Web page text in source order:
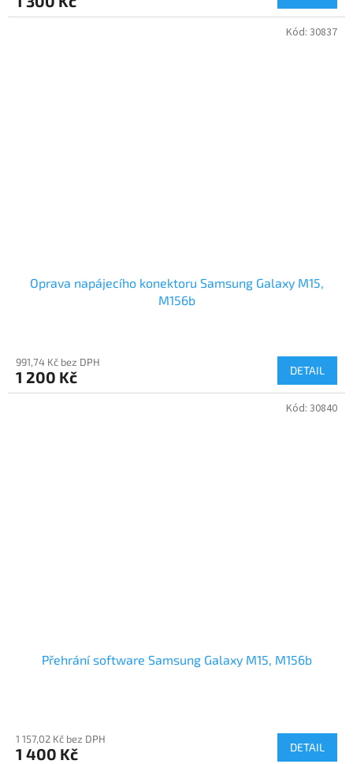
Oprava napájecího konektoru Samsung Galaxy M15,
M156b
991,74 Kč bez DPH
1 200 Kč DETAIL
Kód: 30837
Přehrání software Samsung Galaxy M15, M156b
1 157,02 Kč bez DPH
1 400 Kč DETAIL
Kód: 30840